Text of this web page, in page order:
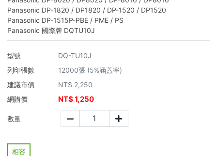
Panasonic DP-1820 / DP1820 / DP-1520 / DP1520
Panasonic DP-1515P-PBE / PME / PS
Panasonic 國際牌 DQTU10J
型號
DQ-TU10J
列印張數
12000張 (5%涵蓋率)
建議市價
NT$ 2,250
網購價
NT$1,250
數量
相容